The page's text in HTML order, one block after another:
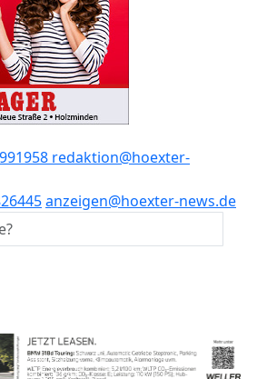
redaktion@hoexter-
anzeigen@hoexter-news.de